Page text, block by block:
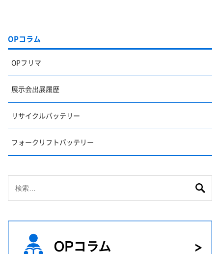
OPコラム
OPフリマ
展示会出展履歴
リサイクルバッテリー
フォークリフトバッテリー
索: